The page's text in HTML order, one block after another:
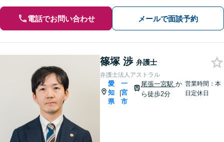
電話でお問い合わせ メールで面談予約
篠塚 渉 弁護士
弁護士法人アストラル
愛
知
県
|
一
宮
市
尾張一宮駅 か
ら徒歩2分
営業時間：本
日定休日